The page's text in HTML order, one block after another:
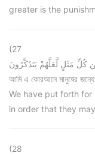
greater is the
(27
كُلِّ مَثَلٍ لَّعَلَّهُمْ يَتَذَكَّرُونَ
আমি এ কোরআনে মানুষের জন্যে
We have put forth for
in order that they
(28